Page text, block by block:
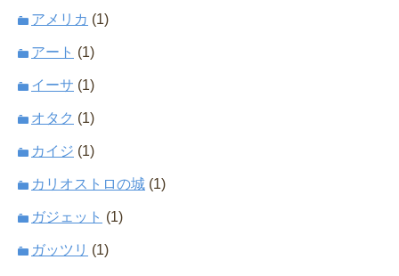
アメリカ (1)
アート (1)
イーサ (1)
オタク (1)
カイジ (1)
カリオストロの城 (1)
ガジェット (1)
ガッツリ (1)